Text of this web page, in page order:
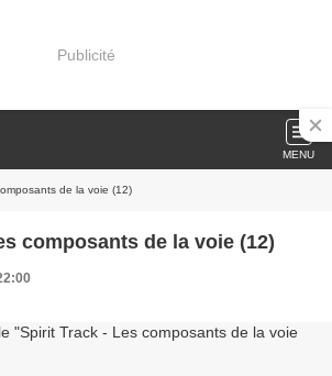
Publicité
MENU
de la voie (12)
composants de la voie (12)